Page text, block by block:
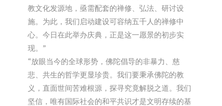
教文化发源地，亟需配套的禅修、弘法、研讨设
施。为此，我们启动建设可容纳五千人的禅修中
心。今日在此举办庆典，正是这一愿景的初步实
现。”
“放眼当今的全球形势，佛陀倡导的非暴力、慈
悲、共生的哲学更显珍贵。我们要秉承佛陀的教
义，直面世间苦难根源，探寻究竟解脱之道。我们
坚信，唯有国际社会的和平共识才是文明存续的基